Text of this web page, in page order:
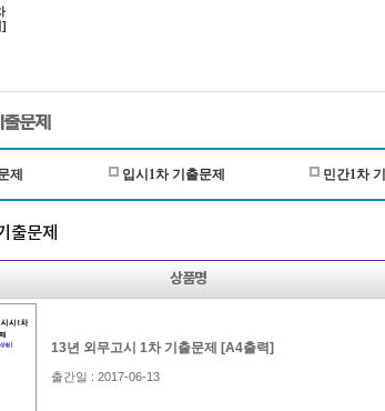
]
문제
제 입시1차 기출문제 민간1차
출문제
상품명
13년 외무고시 1차 기출문제 [A4출력]
출간일 : 2017-06-13